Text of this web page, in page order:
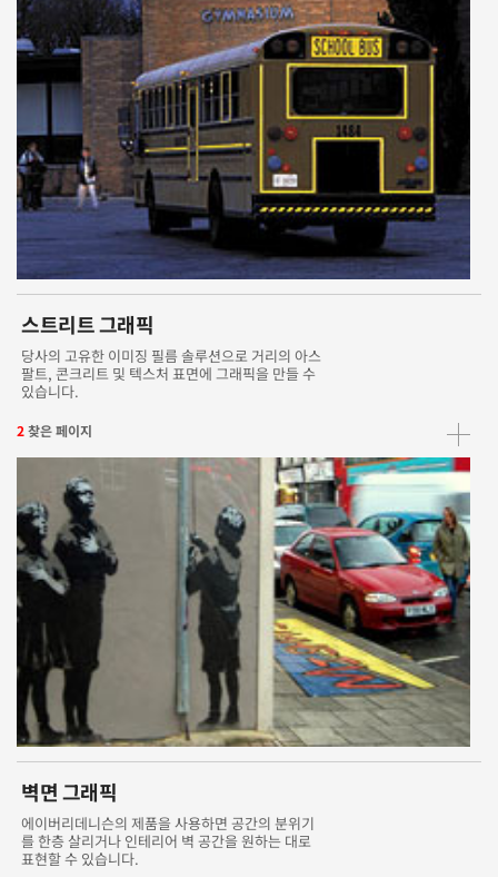
스트리트 그래픽
당사의 고유한 이미징 필름 솔루션으로 거리의 아스
팔트, 콘크리트 및 텍스처 표면에 그래픽을 만들 수
있습니다.
2찾은 페이지
벽면 그래픽
에이버리데니슨의 제품을 사용하면 공간의 분위기
를 한층 살리거나 인테리어 벽 공간을 원하는 대로
표현할 수 있습니다.